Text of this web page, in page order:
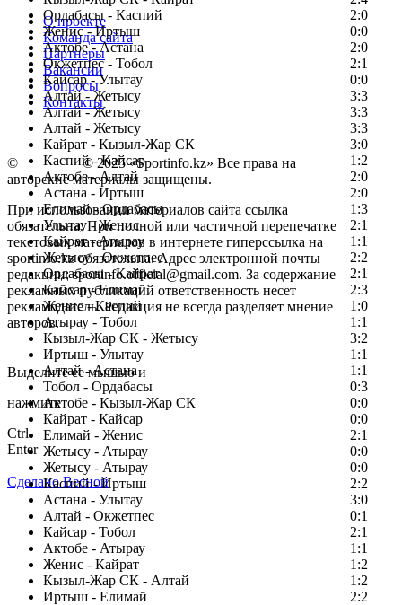
Ордабасы - Каспий
2:0
Женис - Иртыш
0:0
Актобе - Астана
2:0
Окжетпес - Тобол
2:1
Кайсар - Улытау
0:0
Алтай - Жетысу
3:3
Алтай - Жетысу
3:3
Алтай - Жетысу
3:3
Кайрат - Кызыл-Жар СК
3:0
Каспий - Кайсар
1:2
Актобе - Алтай
2:0
Астана - Иртыш
2:0
Елимай - Ордабасы
1:3
Улытау - Женис
2:1
Кайрат - Атырау
1:1
Жетысу - Окжетпес
2:2
Ордабасы - Кайрат
2:1
Кайсар - Елимай
2:3
Женис - Каспий
1:0
Атырау - Тобол
1:1
Кызыл-Жар СК - Жетысу
3:2
Иртыш - Улытау
1:1
Алтай - Астана
1:1
Тобол - Ордабасы
0:3
Актобе - Кызыл-Жар СК
0:0
Кайрат - Кайсар
0:0
Елимай - Женис
2:1
Жетысу - Атырау
0:0
Жетысу - Атырау
0:0
Каспий - Иртыш
2:2
Астана - Улытау
3:0
Алтай - Окжетпес
0:1
Кайсар - Тобол
2:1
Актобе - Атырау
1:1
Женис - Кайрат
1:2
Кызыл-Жар СК - Алтай
1:2
Иртыш - Елимай
2:2
О проекте
Команда сайта
Партнеры
Вакансии
Вопросы
Контакты
© Copyright© 2025 «Sportinfo.kz» Все права на
авторские материалы защищены.
При использовании материалов сайта ссылка
обязательна. При полной или частичной перепечатке
текстовых материалов в интернете гиперссылка на
sportinfo.kz обязательна. Адрес электронной почты
редакции: sportinfo.official@gmail.com. За содержание
рекламных публикаций ответственность несет
рекламодатель. Редакция не всегда разделяет мнение
авторов.
Заметили ошибку в тексте?
Выделите ее мышью и
нажмите
Ctrl
Enter
Сделано Весной